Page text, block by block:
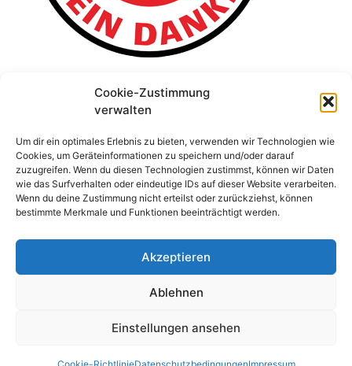
Cookie-Zustimmung
verwalten
Um dir ein optimales Erlebnis zu bieten, verwenden wir Technologien wie
Cookies, um Geräteinformationen zu speichern und/oder darauf
zuzugreifen. Wenn du diesen Technologien zustimmst, können wir Daten
wie das Surfverhalten oder eindeutige IDs auf dieser Website verarbeiten.
Wenn du deine Zustimmung nicht erteilst oder zurückziehst, können
bestimmte Merkmale und Funktionen beeinträchtigt werden.
Akzeptieren
Ablehnen
Einstellungen ansehen
© 2026 Stefan Schridde• Erstellt mitGeneratePress